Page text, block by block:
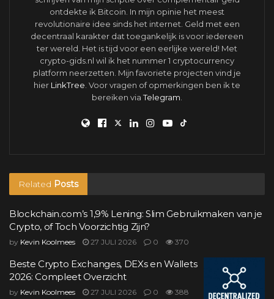
ontdekte ik Bitcoin. In mijn opinie het meest
revolutionaire idee sinds het internet. Geld met een
decentraal karakter dat toegankelijk is voor iedereen
ter wereld. Het is tijd voor een eerlijke wereld! Met
crypto-gids.nl wil ik het nummer 1 cryptocurrency
platform neerzetten. Mijn favoriete projecten vind je
hier LinkTree. Voor vragen of opmerkingen ben ik te
bereiken viaTelegram.
Related Posts
Blockchain.com’s 1,9% Lening: Slim Gebruikmaken van je
Crypto, of Toch Voorzichtig Zijn?
by Kevin Koolmees 27 JULI 2026 0 370
Beste Crypto Exchanges, DEXs en Wallets
2026: Compleet Overzicht
by Kevin Koolmees 27 JULI 2026 0 388